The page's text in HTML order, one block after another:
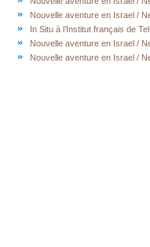
Nouvelle aventure en Israel /
In Situ à l’Institut français de
Nouvelle aventure en Israel /
Nouvelle aventure en Israel /